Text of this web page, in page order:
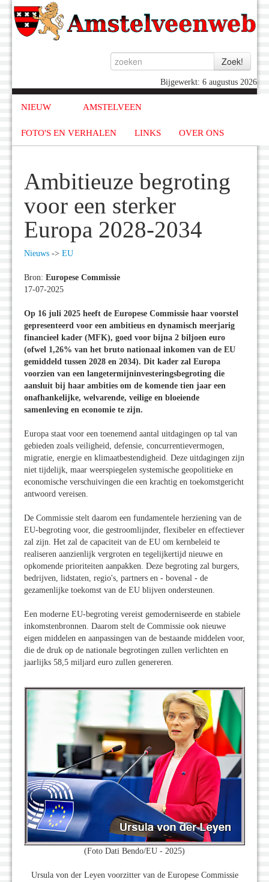
Bijgewerkt: 6 augustus 2026
NIEUW AMSTELVEEN
FOTO'S EN VERHALEN LINKS OVER ONS
Ambitieuze begroting
voor een sterker
Europa 2028-2034
Nieuws -> EU
Bron: Europese Commissie
17-07-2025
Op 16 juli 2025 heeft de Europese Commissie haar voorstel
gepresenteerd voor een ambitieus en dynamisch meerjarig
financieel kader (MFK), goed voor bijna 2 biljoen euro
(ofwel 1,26% van het bruto nationaal inkomen van de EU
gemiddeld tussen 2028 en 2034). Dit kader zal Europa
voorzien van een langetermijninvesteringsbegroting die
aansluit bij haar ambities om de komende tien jaar een
onafhankelijke, welvarende, veilige en bloeiende
samenleving en economie te zijn.
Europa staat voor een toenemend aantal uitdagingen op tal van
gebieden zoals veiligheid, defensie, concurrentievermogen,
migratie, energie en klimaatbestendigheid. Deze uitdagingen zijn
niet tijdelijk, maar weerspiegelen systemische geopolitieke en
economische verschuivingen die een krachtig en toekomstgericht
antwoord vereisen.
De Commissie stelt daarom een fundamentele herziening van de
EU-begroting voor, die gestroomlijnder, flexibeler en effectiever
zal zijn. Het zal de capaciteit van de EU om kernbeleid te
realiseren aanzienlijk vergroten en tegelijkertijd nieuwe en
opkomende prioriteiten aanpakken. Deze begroting zal burgers,
bedrijven, lidstaten, regio's, partners en - bovenal - de
gezamenlijke toekomst van de EU blijven ondersteunen.
Een moderne EU-begroting vereist gemoderniseerde en stabiele
inkomstenbronnen. Daarom stelt de Commissie ook nieuwe
eigen middelen en aanpassingen van de bestaande middelen voor,
die de druk op de nationale begrotingen zullen verlichten en
jaarlijks 58,5 miljard euro zullen genereren.
(Foto Dati Bendo/EU - 2025)
Ursula von der Leyen voorzitter van de Europese Commissie